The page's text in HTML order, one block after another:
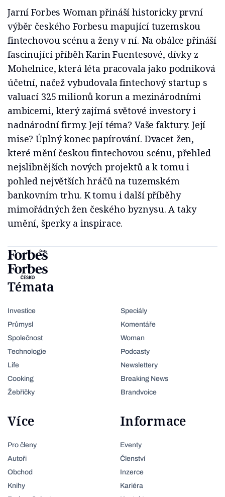
Jarní Forbes Woman přináší historicky první
výběr českého Forbesu mapující tuzemskou
fintechovou scénu a ženy v ní. Na obálce přináší
fascinující příběh Karin Fuentesové, dívky z
Mohelnice, která léta pracovala jako podniková
účetní, načež vybudovala fintechový startup s
valuací 325 milionů korun a mezinárodními
ambicemi, který zajímá světové investory i
nadnárodní firmy. Její téma? Vaše faktury. Její
mise? Úplný konec papírování. Dvacet žen,
které mění českou fintechovou scénu, přehled
nejslibnějších nových projektů a k tomu i
pohled největších hráčů na tuzemském
bankovním trhu. K tomu i další příběhy
mimořádných žen českého byznysu. A taky
umění, šperky a inspirace.
Témata
Investice
Průmysl
Společnost
Technologie
Life
Cooking
Žebříčky
Speciály
Komentáře
Woman
Podcasty
Newslettery
Breaking News
Brandvoice
Více
Pro členy
Autoři
Obchod
Knihy
Informace
Eventy
Členství
Inzerce
Kariéra